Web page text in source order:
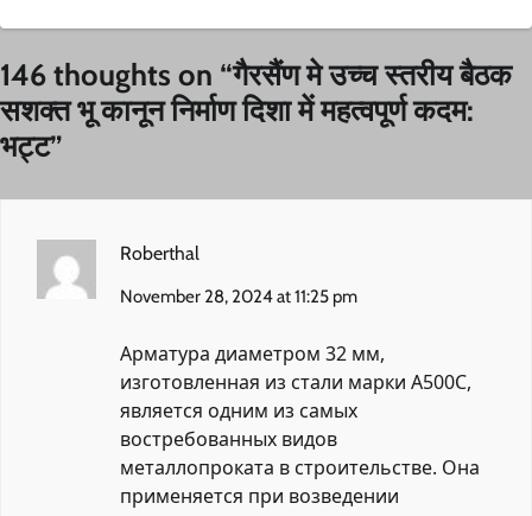
146 thoughts on “गैरसैंण मे उच्च स्तरीय बैठक
सशक्त भू कानून निर्माण दिशा में महत्वपूर्ण कदम:
भट्ट”
Roberthal
November 28, 2024 at 11:25 pm
Арматура диаметром 32 мм,
изготовленная из стали марки А500С,
является одним из самых
востребованных видов
металлопроката в строительстве. Она
применяется при возведении